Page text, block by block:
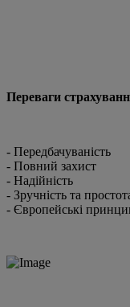
Переваги
- Передбачуваність
- Повний захист
- Надійність
- Зручність та
- Європейські